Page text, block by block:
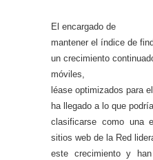
El encargado de
mantener el índice de
un crecimiento
móviles,
léase optimizados para
ha llegado a lo que podría
clasificarse como una
sitios web de la Red
este crecimiento y